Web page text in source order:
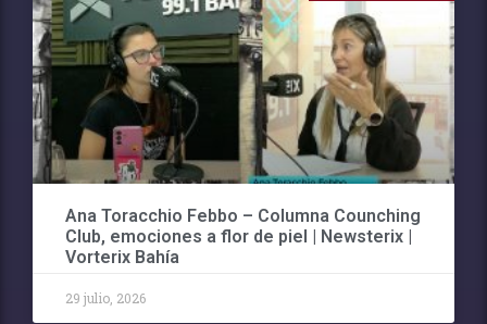
Ana Toracchio Febbo – Columna Counching
Club, emociones a flor de piel | Newsterix |
Vorterix Bahía
29 julio, 2026